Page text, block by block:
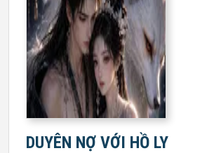
DUYÊN NỢ VỚI HỒ LY